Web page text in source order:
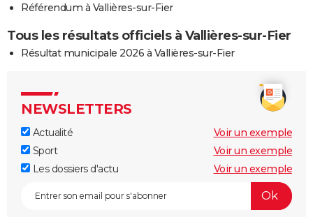
Référendum à Vallières-sur-Fier
Tous les résultats officiels à Vallières-sur-Fier
Résultat municipale 2026 à Vallières-sur-Fier
NEWSLETTERS
Actualité
Voir un exemple
Sport
Voir un exemple
Les dossiers d'actu
Voir un exemple